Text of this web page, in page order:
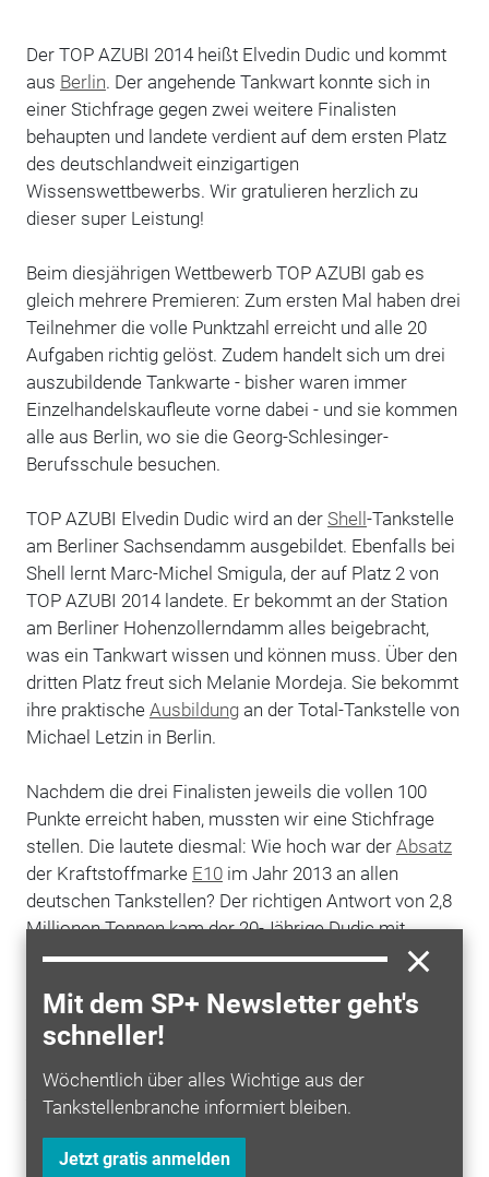
Mit dem SP+ Newsletter geht's
schneller!
Wöchentlich über alles Wichtige aus der
Tankstellenbranche informiert bleiben.
Jetzt gratis anmelden
Der TOP AZUBI 2014 heißt Elvedin Dudic und kommt
aus Berlin. Der angehende Tankwart konnte sich in
einer Stichfrage gegen zwei weitere Finalisten
behaupten und landete verdient auf dem ersten Platz
des deutschlandweit einzigartigen
Wissenswettbewerbs. Wir gratulieren herzlich zu
dieser super Leistung!
Beim diesjährigen Wettbewerb TOP AZUBI gab es
gleich mehrere Premieren: Zum ersten Mal haben drei
Teilnehmer die volle Punktzahl erreicht und alle 20
Aufgaben richtig gelöst. Zudem handelt sich um drei
auszubildende Tankwarte - bisher waren immer
Einzelhandelskaufleute vorne dabei - und sie kommen
alle aus Berlin, wo sie die Georg-Schlesinger-
Berufsschule besuchen.
TOP AZUBI Elvedin Dudic wird an der Shell-Tankstelle
am Berliner Sachsendamm ausgebildet. Ebenfalls bei
Shell lernt Marc-Michel Smigula, der auf Platz 2 von
TOP AZUBI 2014 landete. Er bekommt an der Station
am Berliner Hohenzollerndamm alles beigebracht,
was ein Tankwart wissen und können muss. Über den
dritten Platz freut sich Melanie Mordeja. Sie bekommt
ihre praktische Ausbildungan der Total-Tankstelle von
Michael Letzin in Berlin.
Nachdem die drei Finalisten jeweils die vollen 100
Punkte erreicht haben, mussten wir eine Stichfrage
stellen. Die lautete diesmal: Wie hoch war der Absatz
der Kraftstoffmarke E10im Jahr 2013 an allen
deutschen Tankstellen? Der richtigen Antwort von 2,8
Millionen Tonnen kam der 20-Jährige Dudic mit
seinem Tipp von einer Million am nächsten.
DiePreisverleihungfand am 3. Juli in Oberursel bei
Frankfurt statt. Im Rahmen des 3.
EssoDeutschland, eine kurze Laudatio. Anschließend
überreichtetm-Chefredakteur Patrick Neumann den
Azubis ihre Siegerurkunden.